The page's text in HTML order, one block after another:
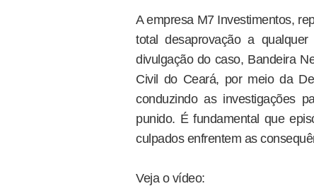
A empresa M7 Investimentos,
total desaprovação a
divulgação do caso, Bandeira
Civil do Ceará, por meio da
conduzindo as investigações
punido. É fundamental que
culpados enfrentem as
Veja o vídeo: